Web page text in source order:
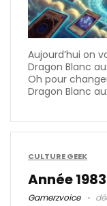
Aujourd’hui on
Dragon Blanc
Oh pour
Dragon Blanc
CULTURE GEEK
Année
Gamerzvoice